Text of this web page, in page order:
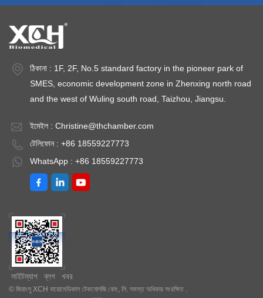
ঠিকানা : 1F, 2F, No.5 standard factory in the pioneer park of
SMES, economic development zone in Zhenxing north road
and the west of Wuling south road, Taizhou, Jiangsu.
ইমেইল : Christine@thchamber.com
টেলিফোন : +86 18559227773
WhatsApp : +86 18559227773
সাইটম্যাপ ব্লগ খবর
© জিয়াংসু XCH বায়োমেডিকাল টেকনোলজি কোং, লি. সমস্ত অধিকার সংরক্ষিত .